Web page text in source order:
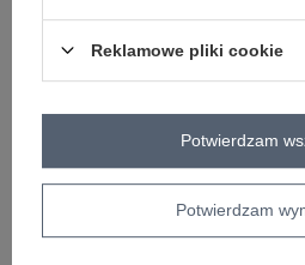
Masz pytanie? Chętnie pomożemy.
Zadzwoń+48 601 547 740
skład materiału : 50% wiskoza, 50%
sposób prania : pranie w pralce w 30°C
Kod produktu
RV-BZ-A1259.01P
RELEVANCE
Reklamowe pliki cookie
Potwierdzam
Potwierdzam